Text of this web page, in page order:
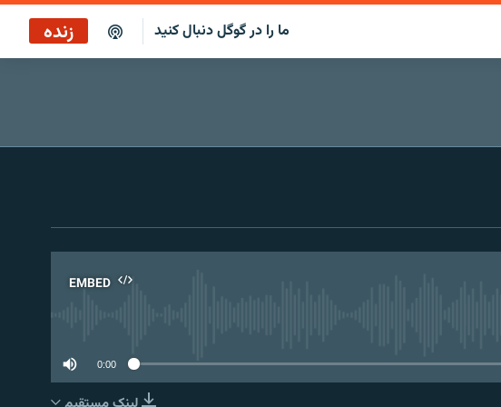
ما را در گوگل دنبال کنید زنده
EMBED
0:00